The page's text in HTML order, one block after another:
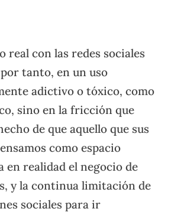
real con las redes sociales
tanto, en un uso
adictivo o tóxico, como
sino en la fricción que
de que aquello que sus
como espacio
en realidad el negocio de
y la continua limitación de
sociales para ir